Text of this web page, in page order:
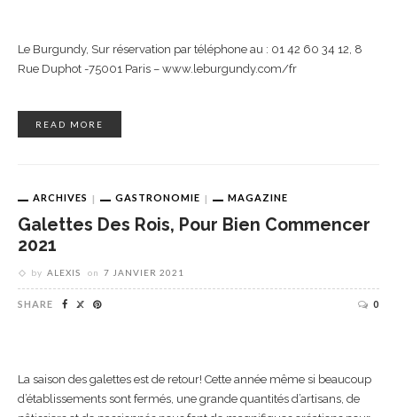
Le Burgundy, Sur réservation par téléphone au : 01 42 60 34 12, 8
Rue Duphot -75001 Paris – www.leburgundy.com/fr
READ MORE
ARCHIVES GASTRONOMIE MAGAZINE
Galettes Des Rois, Pour Bien Commencer
2021
by ALEXIS on 7 JANVIER 2021
SHARE 0
La saison des galettes est de retour! Cette année même si beaucoup
d’établissements sont fermés, une grande quantités d’artisans, de